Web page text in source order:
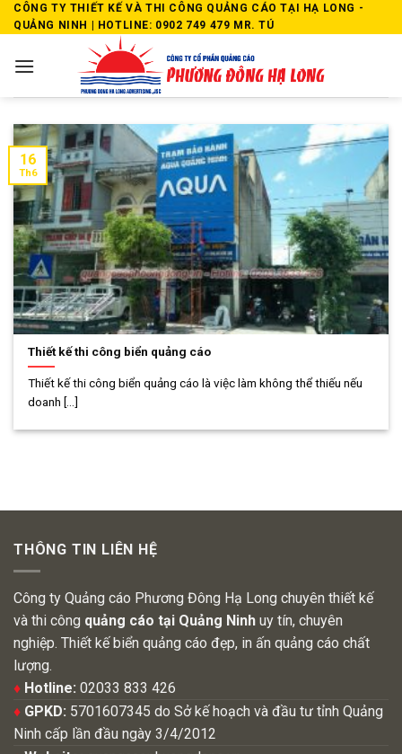
Skip
to
CÔNG TY THIẾT KẾ VÀ THI CÔNG QUẢNG CÁO TẠI HẠ LONG -
QUẢNG NINH | HOTLINE: 0902 749 479 MR. TÚ
Thiết kế thi công biển quảng cáo
Thiết kế thi công biển quảng cáo là việc làm không thể thiếu nếu
doanh [...]
16
Th6
THÔNG TIN LIÊN HỆ
Công ty Quảng cáo Phương Đông Hạ Long chuyên thiết kế
và thi công quảng cáo tại Quảng Ninh uy tín, chuyên
nghiệp. Thiết kế biển quảng cáo đẹp, in ấn quảng cáo chất
lượng.
♦ Hotline: 02033 833 426
♦ GPKD: 5701607345 do Sở kế hoạch và đầu tư tỉnh Quảng
Ninh cấp lần đầu ngày 3/4/2012